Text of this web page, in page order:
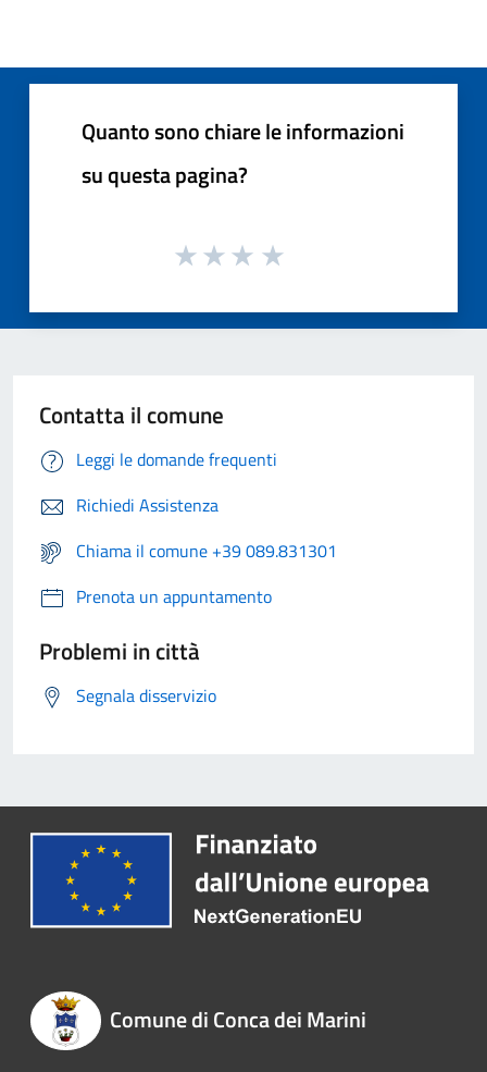
Quanto sono chiare le informazioni
su questa pagina?
Contatta il comune
Leggi le domande frequenti
Richiedi Assistenza
Chiama il comune +39 089.831301
Prenota un appuntamento
Problemi in città
Segnala disservizio
Comune di Conca dei Marini